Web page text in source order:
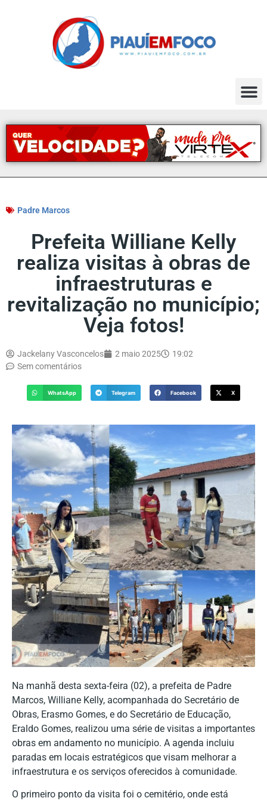
Padre Marcos
Prefeita Williane Kelly
realiza visitas à obras de
infraestruturas e
revitalização no município;
Veja fotos!
Jackelany Vasconcelos 2 maio 2025
19:02
Sem comentários
WhatsApp Telegram Facebook X
Na manhã desta sexta-feira (02), a prefeita de Padre
Marcos, Williane Kelly, acompanhada do Secretário de
Obras, Erasmo Gomes, e do Secretário de Educação,
Eraldo Gomes, realizou uma série de visitas a importantes
obras em andamento no município. A agenda incluiu
paradas em locais estratégicos que visam melhorar a
infraestrutura e os serviços oferecidos à comunidade.
O primeiro ponto da visita foi o cemitério, onde está